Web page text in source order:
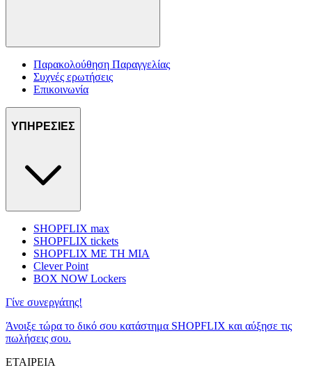
Παρακολούθηση Παραγγελίας
Συχνές ερωτήσεις
Επικοινωνία
ΥΠΗΡΕΣΙΕΣ
SHOPFLIX max
SHOPFLIX tickets
SHOPFLIX ΜΕ ΤΗ ΜΙΑ
Clever Point
BOX NOW Lockers
Γίνε συνεργάτης!
Άνοιξε τώρα το δικό σου κατάστημα SHOPFLIX και αύξησε τις
πωλήσεις σου.
ΕΤΑΙΡΕΙΑ